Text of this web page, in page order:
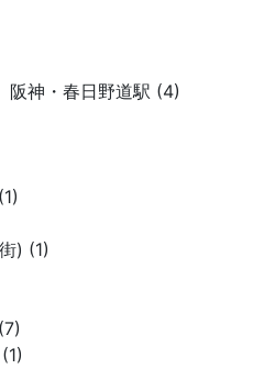
阪神・春日野道駅 (4)
) (1)